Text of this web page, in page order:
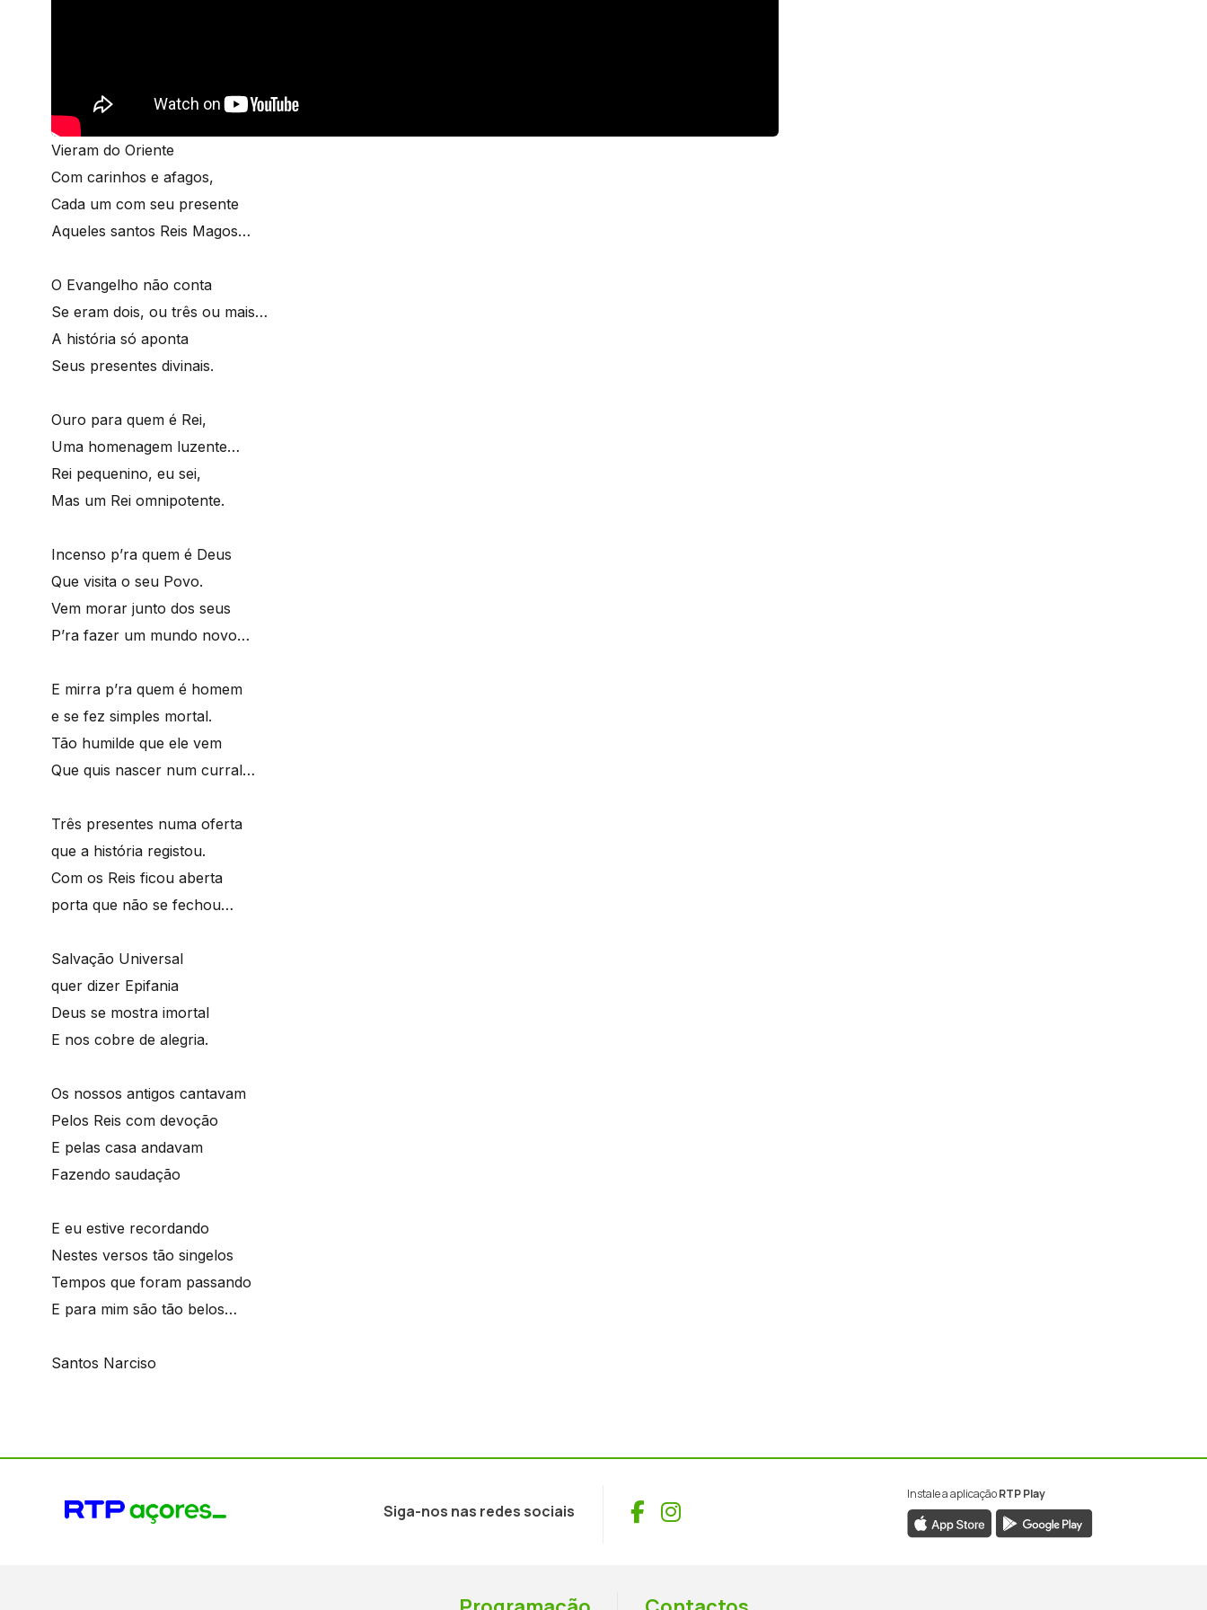
Vieram do Oriente
Com carinhos e afagos,
Cada um com seu presente
Aqueles santos Reis Magos…
O Evangelho não conta
Se eram dois, ou três ou mais…
A história só aponta
Seus presentes divinais.
Ouro para quem é Rei,
Uma homenagem luzente…
Rei pequenino, eu sei,
Mas um Rei omnipotente.
Incenso p’ra quem é Deus
Que visita o seu Povo.
Vem morar junto dos seus
P’ra fazer um mundo novo…
E mirra p’ra quem é homem
e se fez simples mortal.
Tão humilde que ele vem
Que quis nascer num curral…
Três presentes numa oferta
que a história registou.
Com os Reis ficou aberta
porta que não se fechou…
Salvação Universal
quer dizer Epifania
Deus se mostra imortal
E nos cobre de alegria.
Os nossos antigos cantavam
Pelos Reis com devoção
E pelas casa andavam
Fazendo saudação
E eu estive recordando
Nestes versos tão singelos
Tempos que foram passando
E para mim são tão belos…
Santos Narciso
Siga-nos nas redes sociais Facebook
Instagram
Instale a aplicaçãoRTP Play